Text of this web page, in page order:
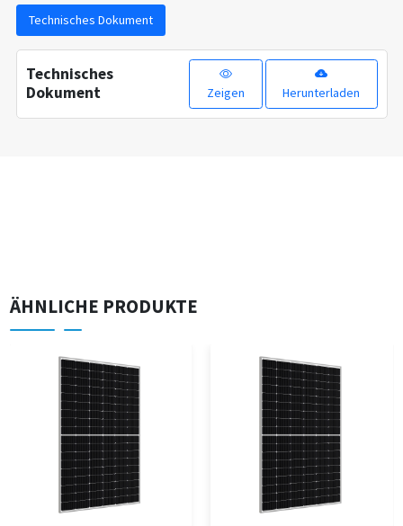
Technisches Dokument
Technisches
Dokument
Zeigen Herunterladen
ÄHNLICHE PRODUKTE